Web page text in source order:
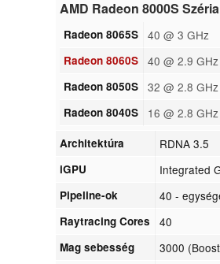
AMD Radeon 8000S Széria
Radeon 8065S 40 @ 3 GHz
Radeon 8060S 40 @ 2.9 GHz
Radeon 8050S 32 @ 2.8 GHz
Radeon 8040S 16 @ 2.8 GHz
Architektúra RDNA 3.5
iGPU Integrated
Pipeline-ok 40 -
Raytracing Cores 40
Mag sebesség 3000